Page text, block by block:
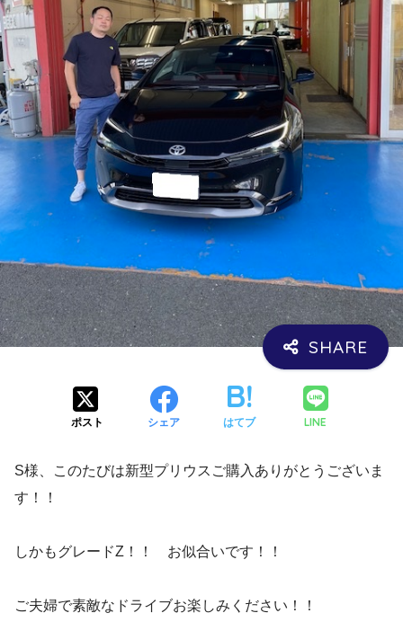
ポスト シェア はてブ LINE
S様、このたびは新型プリウスご購入ありがとうございま
す！！
しかもグレードZ！！ お似合いです！！
ご夫婦で素敵なドライブお楽しみください！！